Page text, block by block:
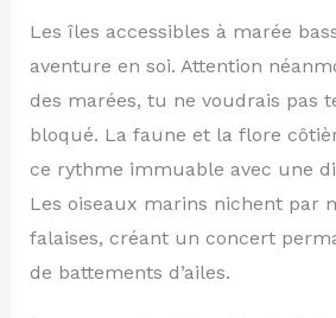
Les îles accessibles à marée
aventure en soi. Attention
des marées, tu ne voudrais pas
bloqué. La faune et la flore
ce rythme immuable avec une
Les oiseaux marins nichent par
falaises, créant un concert
de battements d’ailes.